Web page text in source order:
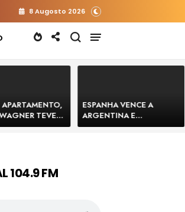
8 Augosto 2026
APARTAMENTO,
TEVE
TERRENO PARA
ESPANHA VENCE A
ARGENTINA E
CONQUISTA A COPA DO
104.9 FM